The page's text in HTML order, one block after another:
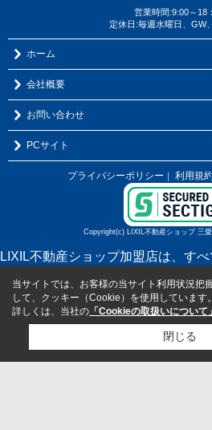
営業時間:9:00～18
定休日:毎週水曜日、GW
ホーム
会社概要
お問い合わせ
PCサイト
プライバシーポリシー ｜ 利用規
Copyright(c) LIXIL不動産ショップ 三
LIXIL不動産ショップ加盟店は、すべ
当サイトでは、お客様の当サイト利用状況把
して、クッキー（Cookie）を使用しています。
詳しくは、当社の 「Cookieの取扱いについて」
閉じる